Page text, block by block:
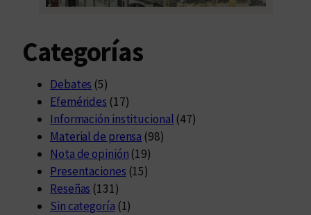
Categorías
Debates (5)
Efemérides (17)
Información institucional (47)
Material de prensa (98)
Nota de opinión (19)
Presentaciones (15)
Reseñas (131)
Sin categoría (1)